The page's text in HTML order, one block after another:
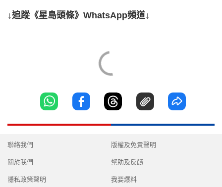
↓追蹤《星島頭條》WhatsApp頻道↓
聯絡我們
關於我們
隱私政策聲明
版權及免責聲明
幫助及反饋
我要爆料